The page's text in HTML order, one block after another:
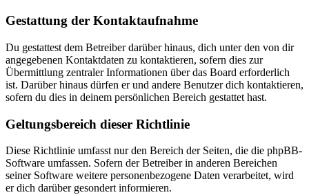
Gestattung der Kontaktaufnahme
Du gestattest dem Betreiber darüber hinaus, dich unter den von dir
angegebenen Kontaktdaten zu kontaktieren, sofern dies zur
Übermittlung zentraler Informationen über das Board erforderlich
ist. Darüber hinaus dürfen er und andere Benutzer dich kontaktieren,
sofern du dies in deinem persönlichen Bereich gestattet hast.
Geltungsbereich dieser Richtlinie
Diese Richtlinie umfasst nur den Bereich der Seiten, die die phpBB-
Software umfassen. Sofern der Betreiber in anderen Bereichen
seiner Software weitere personenbezogene Daten verarbeitet, wird
er dich darüber gesondert informieren.